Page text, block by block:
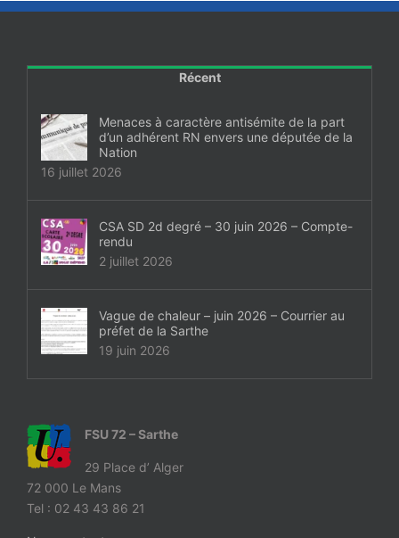
#ACTUALITÉS
CONTACT
#ACTIONS
#VOS ÉLUES
#FORMATION
#COMMUNIQUÉS
#MÉDIAS
#ARCHIVES
Récent
Menaces à caractère antisémite de la part
d’un adhérent RN envers une députée de la
Nation
16 juillet 2026
CSA SD 2d degré – 30 juin 2026 – Compte-
rendu
2 juillet 2026
Vague de chaleur – juin 2026 – Courrier au
préfet de la Sarthe
19 juin 2026
FSU 72 – Sarthe
29 Place d’ Alger
72 000 Le Mans
Tel : 02 43 43 86 21